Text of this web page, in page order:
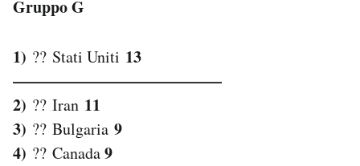
Gruppo G
1) ?? Stati Uniti 13
—————————————
2) ?? Iran 11
3) ?? Bulgaria 9
4) ?? Canada9